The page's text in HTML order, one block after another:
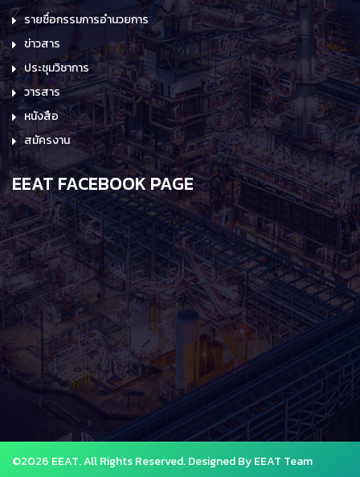
รายชื่อกรรมการอำนวยการ
ข่าวสาร
ประชุมวิชาการ
วารสาร
หนังสือ
สมัครงาน
EEAT FACEBOOK PAGE
©2026 EEAT. All Rights Reserved. Designed By EEAT Team